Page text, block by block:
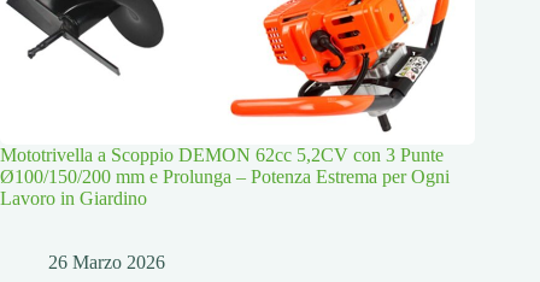
Mototrivella a Scoppio DEMON 62cc 5,2CV con 3 Punte
Ø100/150/200 mm e Prolunga – Potenza Estrema per Ogni
Lavoro in Giardino
26 Marzo 2026